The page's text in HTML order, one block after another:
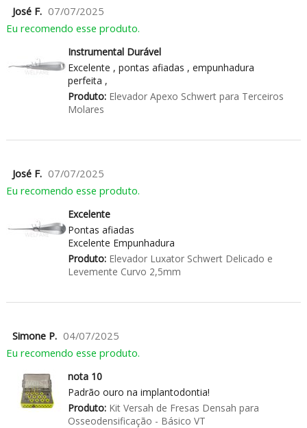
José F. 07/07/2025
Eu recomendo esse produto.
Instrumental Durável
Excelente , pontas afiadas , empunhadura
perfeita ,
Produto:Elevador Apexo Schwert para Terceiros
Molares
José F. 07/07/2025
Eu recomendo esse produto.
Excelente
Pontas afiadas
Excelente Empunhadura
Produto:Elevador Luxator Schwert Delicado e
Levemente Curvo 2,5mm
Simone P. 04/07/2025
Eu recomendo esse produto.
nota 10
Padrão ouro na implantodontia!
Produto:Kit Versah de Fresas Densah para
Osseodensificação - Básico VT